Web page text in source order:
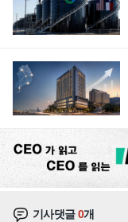
기사댓글0개